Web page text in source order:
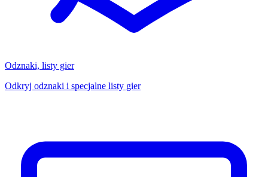
Odznaki, listy gier
Odkryj odznaki i specjalne listy gier